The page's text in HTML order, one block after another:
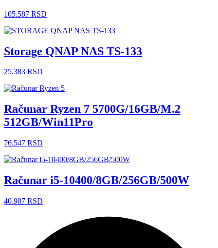
105.587 RSD
Storage QNAP NAS TS-133
25.383 RSD
Računar Ryzen 7 5700G/16GB/M.2
512GB/Win11Pro
76.547 RSD
Računar i5-10400/8GB/256GB/500W
40.907 RSD